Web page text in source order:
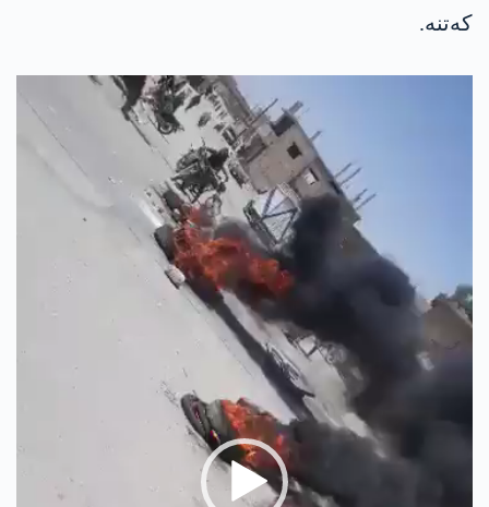
كه‌تنه‌.